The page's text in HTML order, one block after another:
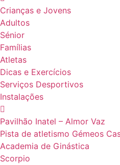
Crianças e Jovens
Adultos
Sénior
Famílias
Atletas
Dicas e Exercícios
Serviços Desportivos
Instalações
Pavilhão Inatel – Almor Vaz
Pista de atletismo Gémeos
Academia de Ginástica
Scorpio